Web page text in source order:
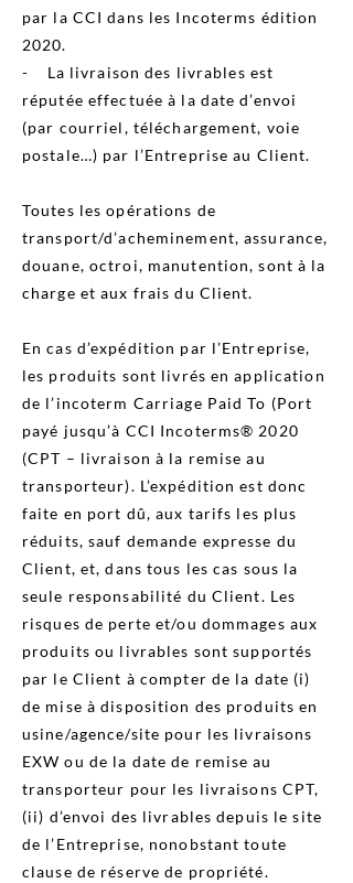
par la CCI dans les Incoterms édition
2020.
- La livraison des livrables est
réputée effectuée à la date d’envoi
(par courriel, téléchargement, voie
postale…) par l’Entreprise au Client.
Toutes les opérations de
transport/d’acheminement, assurance,
douane, octroi, manutention, sont à la
charge et aux frais du Client.
En cas d’expédition par l’Entreprise,
les produits sont livrés en application
de l’incoterm Carriage Paid To (Port
payé jusqu’à CCI Incoterms® 2020
(CPT – livraison à la remise au
transporteur). L’expédition est donc
faite en port dû, aux tarifs les plus
réduits, sauf demande expresse du
Client, et, dans tous les cas sous la
seule responsabilité du Client. Les
risques de perte et/ou dommages aux
produits ou livrables sont supportés
par le Client à compter de la date (i)
de mise à disposition des produits en
usine/agence/site pour les livraisons
EXW ou de la date de remise au
transporteur pour les livraisons CPT,
(ii) d’envoi des livrables depuis le site
de l’Entreprise, nonobstant toute
clause de réserve de propriété.